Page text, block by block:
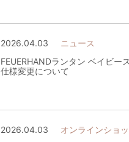
2026.04.03
ニュース
FEUERHANDランタン ベイビー
仕様変更について
2026.04.03
オンラインショ